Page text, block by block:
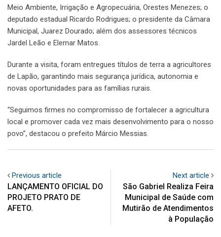
Meio Ambiente, Irrigação e Agropecuária, Orestes Menezes; o
deputado estadual Ricardo Rodrigues; o presidente da Câmara
Municipal, Juarez Dourado; além dos assessores técnicos
Jardel Leão e Elemar Matos.
Durante a visita, foram entregues títulos de terra a agricultores
de Lapão, garantindo mais segurança jurídica, autonomia e
novas oportunidades para as famílias rurais.
“Seguimos firmes no compromisso de fortalecer a agricultura
local e promover cada vez mais desenvolvimento para o nosso
povo”, destacou o prefeito Márcio Messias.
Previous article
LANÇAMENTO OFICIAL DO
PROJETO PRATO DE
AFETO.
Next article
São Gabriel Realiza Feira
Municipal de Saúde com
Mutirão de Atendimentos
à População